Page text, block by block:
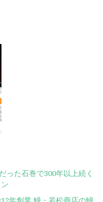
った石巻で300年以上続く